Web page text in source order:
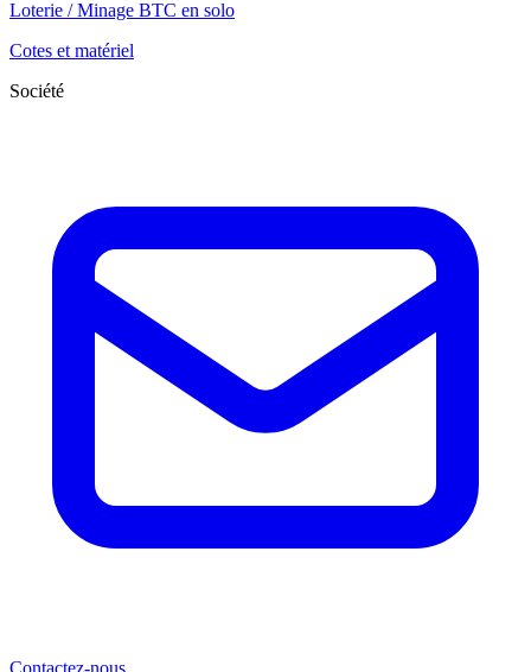
Loterie / Minage BTC en solo
Cotes et matériel
Société
Contactez-nous